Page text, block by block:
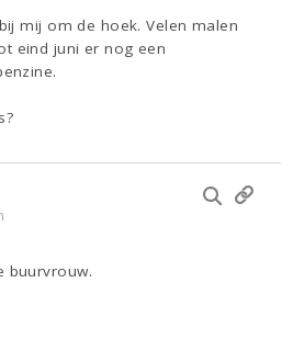
mij om de hoek. Velen malen
eind juni er nog een
buurvrouw.